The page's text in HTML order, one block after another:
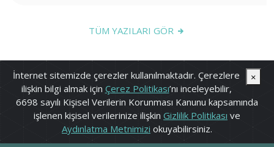
TÜM YAZILARI GÖR
×
İnternet sitemizde çerezler kullanılmaktadır. Çerezlere
ilişkin bilgi almak için Çerez Politikası’nı inceleyebilir,
6698 sayılı Kişisel Verilerin Korunması Kanunu kapsamında
işlenen kişisel verilerinize ilişkin Gizlilik Politikası ve
Aydınlatma Metnimizi okuyabilirsiniz.